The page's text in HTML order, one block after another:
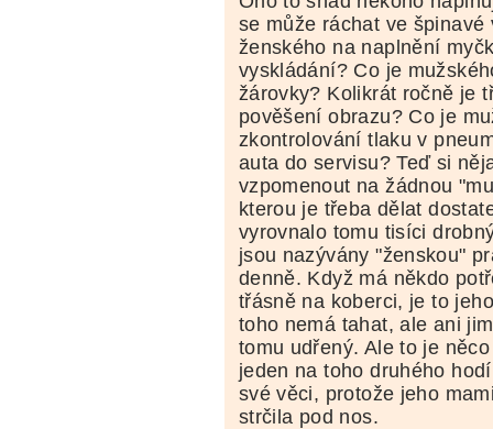
se může ráchat ve špinavé
ženského na naplnění
vyskládání? Co je
žárovky? Kolikrát ročně je
pověšení obrazu? Co je
zkontrolování tlaku v
auta do servisu? Teď si
vzpomenout na žádnou
kterou je třeba dělat
vyrovnalo tomu tisíci
jsou nazývány "ženskou"
denně. Když má někdo
třásně na koberci, je to
toho nemá tahat, ale ani
tomu udřený. Ale to je
jeden na toho druhého
své věci, protože jeho
strčila pod nos.